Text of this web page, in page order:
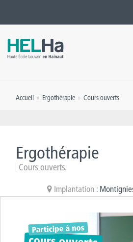
Formation continue et
Accueil » Ergothérapie » Cours ouverts
Ergothérapie
Cours ouverts.
Implantation :